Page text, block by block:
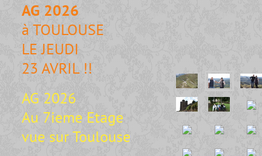
AG 2026
à TOULOUSE
LE JEUDI
23 AVRIL !!
AG 2026
Au 7ieme Etage
vue sur Toulouse